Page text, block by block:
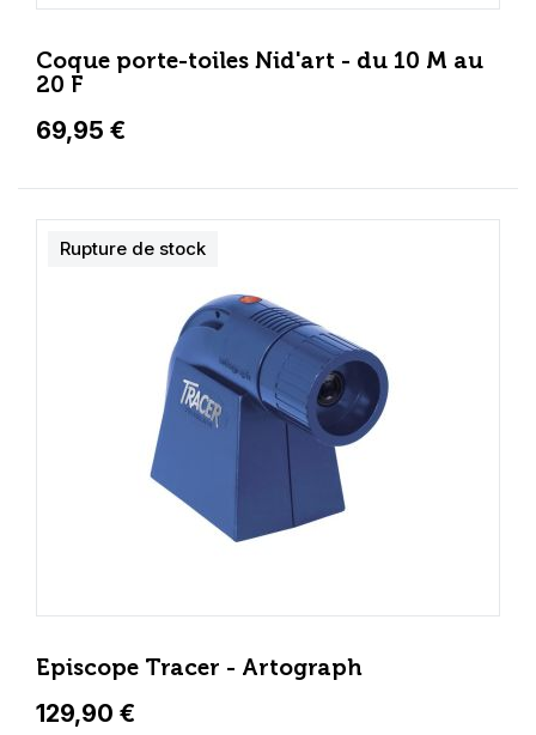
Coque porte-toiles Nid'art - du 10 M au
20 F
69,95 €
Episcope Tracer - Artograph
129,90 €
Rupture de stock